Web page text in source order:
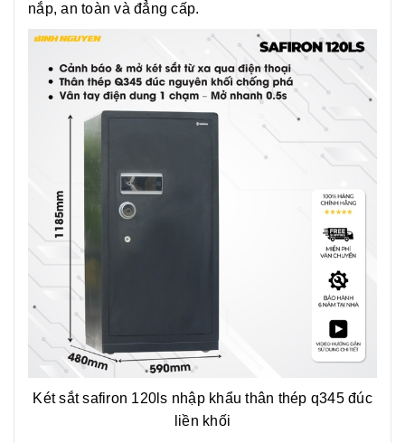
nắp, an toàn và đẳng cấp.
Két sắt safiron 120ls nhập khẩu thân thép q345 đúc
liền khối